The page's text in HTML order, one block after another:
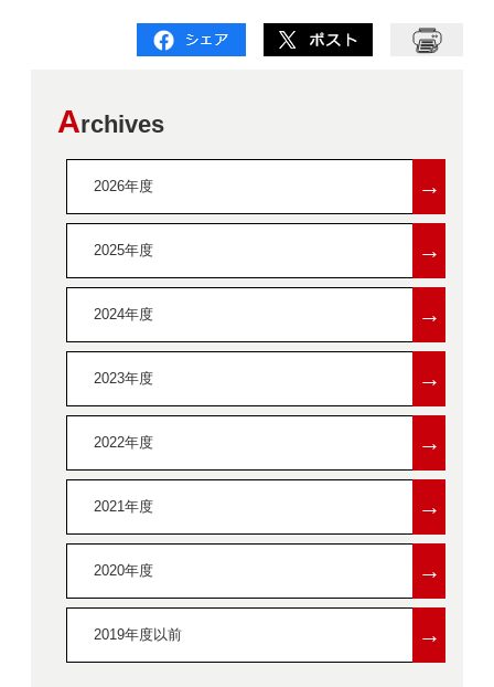
Archives
2026年度 →
2025年度 →
2024年度 →
2023年度 →
2022年度 →
2021年度 →
2020年度 →
2019年度以前 →